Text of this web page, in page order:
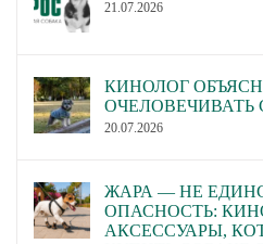
21.07.2026
КИНОЛОГ
ОЧЕЛОВЕЧИВАТЬ
20.07.2026
ЖАРА — НЕ
ОПАСНОСТЬ:
АКСЕССУАРЫ,